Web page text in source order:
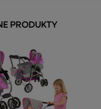
PRODUKTY